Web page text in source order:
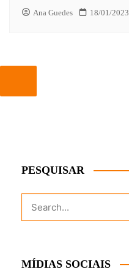
Ana Guedes 18/01/2023
PESQUISAR
MÍDIAS SOCIAIS